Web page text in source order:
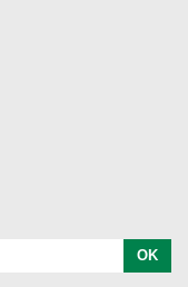
OK